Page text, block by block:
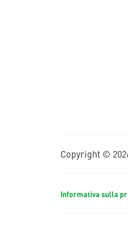
Copyright ©
Informativa sulla